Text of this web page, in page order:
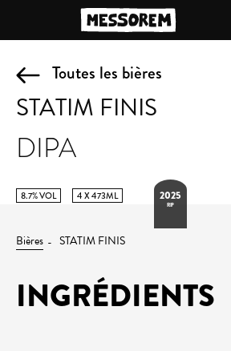
Toutes les bières
STATIM FINIS
DIPA
8.7% VOL 4 X 473ML 2025
RIP
Bières STATIM FINIS
INGRÉDIENTS